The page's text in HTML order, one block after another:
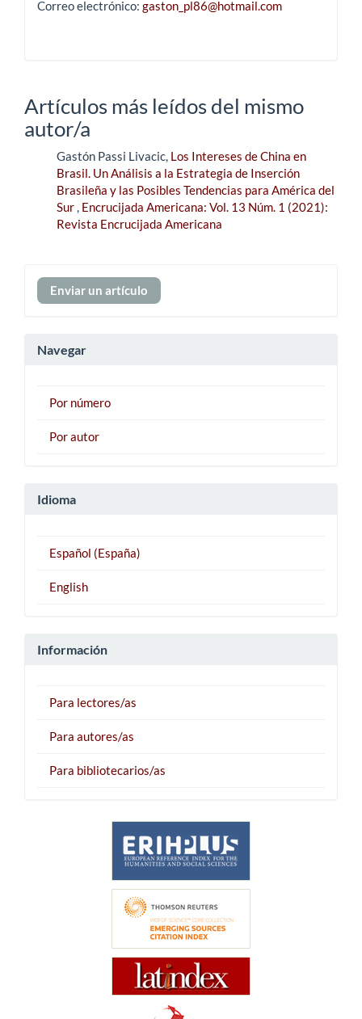
Correo electrónico: gaston_pl86@hotmail.com
Artículos más leídos del mismo
autor/a
Gastón Passi Livacic, Los Intereses de China en
Brasil. Un Análisis a la Estrategia de Inserción
Brasileña y las Posibles Tendencias para América del
Sur, Encrucijada Americana: Vol. 13 Núm. 1 (2021):
Revista Encrucijada Americana
Enviar
un
Enviar un artículo
Navegar
Por número
Por autor
Idioma
Español (España)
English
Información
Para lectores/as
Para autores/as
Para bibliotecarios/as